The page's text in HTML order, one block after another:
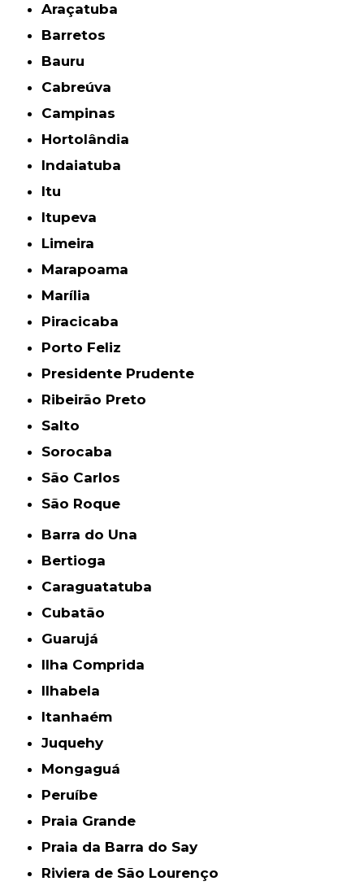
Araçatuba
Barretos
Bauru
Cabreúva
Campinas
Hortolândia
Indaiatuba
Itu
Itupeva
Limeira
Marapoama
Marília
Piracicaba
Porto Feliz
Presidente Prudente
Ribeirão Preto
Salto
Sorocaba
São Carlos
São Roque
Barra do Una
Bertioga
Caraguatatuba
Cubatão
Guarujá
Ilha Comprida
Ilhabela
Itanhaém
Juquehy
Mongaguá
Peruíbe
Praia Grande
Praia da Barra do Say
Riviera de São Lourenço